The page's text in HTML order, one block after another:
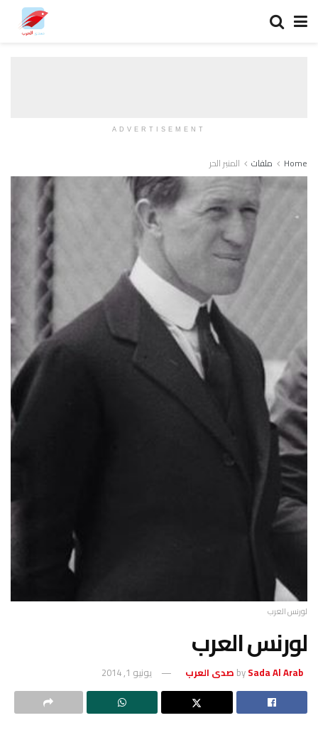
ADVERTISEMENT
Home ملفات المنبر الحر
لورنس العرب
لورنس العرب
bySada Al Arab صدى العرب يونيو 1, 2014